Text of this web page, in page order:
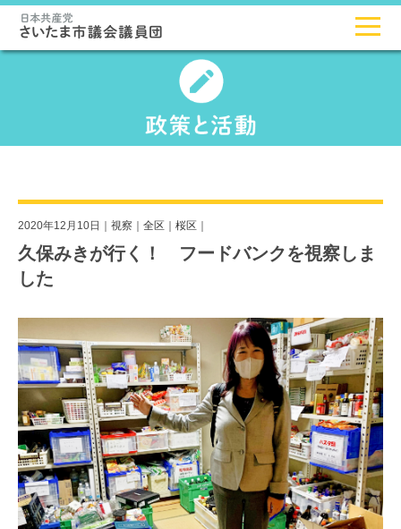
2020年12月10日｜ 視察 全区 桜区
久保みきが行く！ フードバンクを視察しま
した